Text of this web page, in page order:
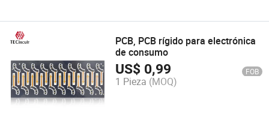
PCB, PCB rígido para electrónica
de consumo
US$ 0,99 FOB
1 Pieza (MOQ)